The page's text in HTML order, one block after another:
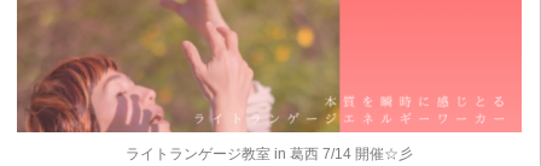
ライトランゲージ教室 in 葛西 7/14 開催☆彡